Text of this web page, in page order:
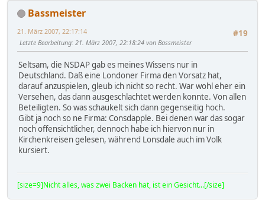
Bassmeister
#19
21. März 2007, 22:17:14
Letzte Bearbeitung: 21. März 2007, 22:18:24 von Bassmeister
Seltsam, die NSDAP gab es meines Wissens nur in
Deutschland. Daß eine Londoner Firma den Vorsatz hat,
darauf anzuspielen, gleub ich nicht so recht. War wohl eher ein
Versehen, das dann ausgeschlachtet werden konnte. Von allen
Beteiligten. So was schaukelt sich dann gegenseitig hoch.
Gibt ja noch so ne Firma: Consdapple. Bei denen war das sogar
noch offensichtlicher, dennoch habe ich hiervon nur in
Kirchenkreisen gelesen, während Lonsdale auch im Volk
kursiert.
[size=9]Nicht alles, was zwei Backen hat, ist ein Gesicht...[/size]